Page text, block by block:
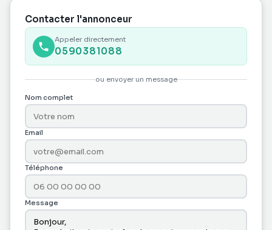
Contacter l'annonceur
Appeler directement
0590381088
ou envoyer un message
Nom complet
Email
Téléphone
Message